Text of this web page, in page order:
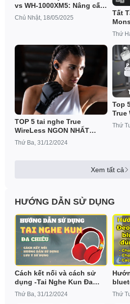
vs WH-1000XM5: Nâng cấp
đỉnh cao hay chỉ đáng để
tiết kiệm?
Chủ Nhật, 18/05/2025
Tất
Thứ
TOP 5 tai nghe True
WireLess NGON NHẤT
dành riêng cho dân chuyên
tập thể thao giá dưới 1
Thứ Ba, 31/12/2024
Top
True
trong
Thứ
Xem tất cả
HƯỚNG DẪN SỬ DỤNG
Cách kết nối và cách sử
dụng -Tai Nghe Kun Đa
Chiều (Có video cụ thể)
Thứ Ba, 31/12/2024 Thứ